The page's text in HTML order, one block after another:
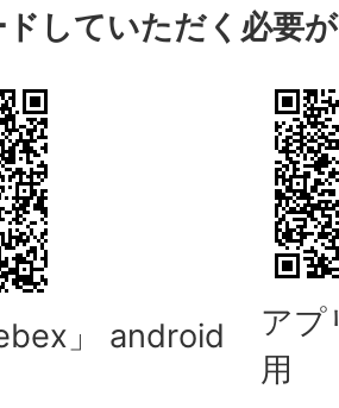
していただく必要
」 android
アプ
用